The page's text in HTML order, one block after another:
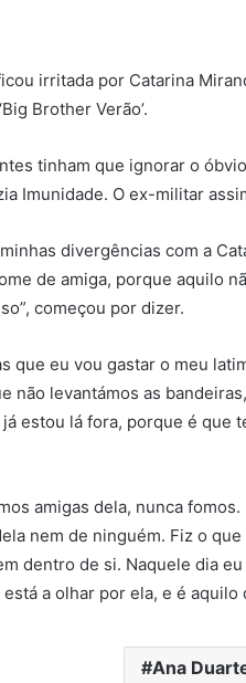
irritada por Catarina
Brother Verão’.
tinham que ignorar o
Imunidade. O ex-militar
divergências com a
de amiga, porque aquilo
começou por dizer.
que eu vou gastar o meu
não levantámos as
estou lá fora, porque é que
amigas dela, nunca
nem de ninguém. Fiz o
dentro de si. Naquele dia
a olhar por ela, e é
Ana